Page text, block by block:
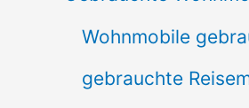
Wohnmobile
gebrauchte